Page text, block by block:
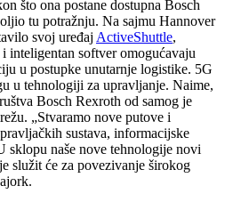
što ona postane dostupna Bosch
tu potražnju. Na sajmu Hannover
svoj uređaj ActiveShuttle,
inteligentan softver omogućavaju
u postupke unutarnje logistike. 5G
u tehnologiji za upravljanje. Naime,
Bosch Rexroth od samog je
„Stvaramo nove putove i
sustava, informacijske
sklopu naše nove tehnologije novi
služit će za povezivanje širokog